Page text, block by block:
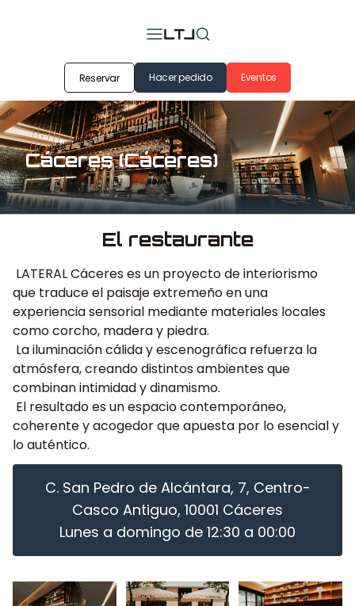
Reservar Hacer pedido Eventos
Cáceres (Cáceres)
El restaurante
LATERAL Cáceres es un proyecto de interiorismo
que traduce el paisaje extremeño en una
experiencia sensorial mediante materiales locales
como corcho, madera y piedra.
La iluminación cálida y escenográfica refuerza la
atmósfera, creando distintos ambientes que
combinan intimidad y dinamismo.
El resultado es un espacio contemporáneo,
coherente y acogedor que apuesta por lo esencial y
lo auténtico.
C. San Pedro de Alcántara, 7, Centro-
Casco Antiguo, 10001 Cáceres
Lunes a domingo de 12:30 a 00:00